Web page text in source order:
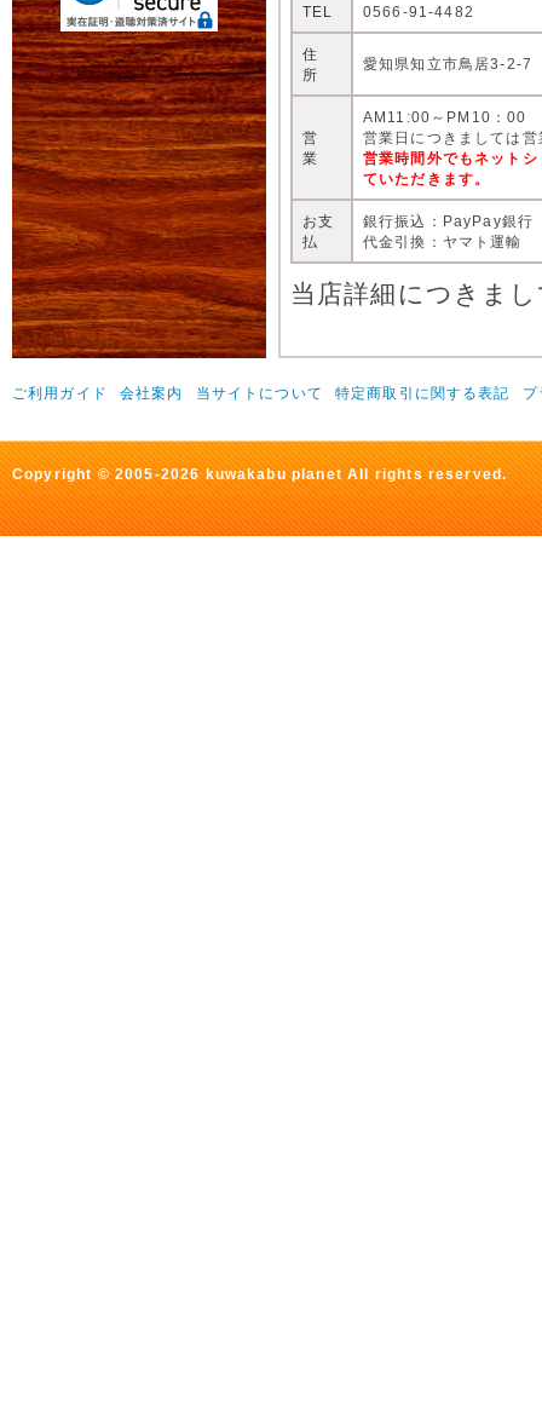
TEL 0566-91-4482
住
所
愛知県知立市鳥居3-2-7
営
業
AM11:00～PM10：00
営業日につきましては
営業時間外でもネット
ていただきます。
お支
払
銀行振込：PayPay銀行
代金引換：ヤマト運輸
当店詳細につきま
ご利用ガイド 会社案内 当サイトについて 特定商取引に関する表記 プ
Copyright © 2005-2026 kuwakabu planet All rights reserved.